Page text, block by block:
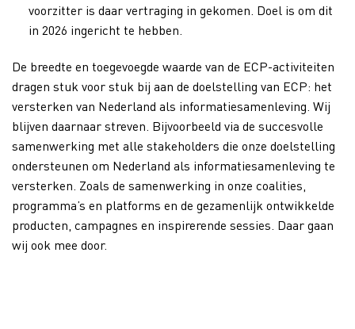
voorzitter is daar vertraging in gekomen. Doel is om dit
in 2026 ingericht te hebben.
De breedte en toegevoegde waarde van de ECP-activiteiten
dragen stuk voor stuk bij aan de doelstelling van ECP: het
versterken van Nederland als informatiesamenleving. Wij
blijven daarnaar streven. Bijvoorbeeld via de succesvolle
samenwerking met alle stakeholders die onze doelstelling
ondersteunen om Nederland als informatiesamenleving te
versterken. Zoals de samenwerking in onze coalities,
programma’s en platforms en de gezamenlijk ontwikkelde
producten, campagnes en inspirerende sessies. Daar gaan
wij ook mee door.